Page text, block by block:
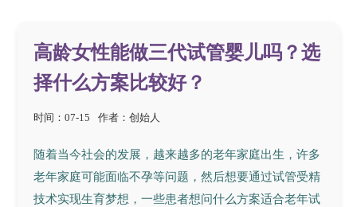
高龄女性能做三代试管婴儿吗？选
择什么方案比较好？
时间：07-15 作者：创始人
随着当今社会的发展，越来越多的老年家庭出生，许多
老年家庭可能面临不孕等问题，然后想要通过试管受精
技术实现生育梦想，一些患者想问什么方案适合老年试